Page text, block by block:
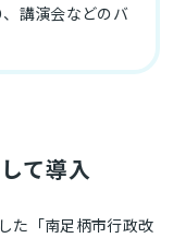
講演会などのバ
て導入
た「南足柄市行政改